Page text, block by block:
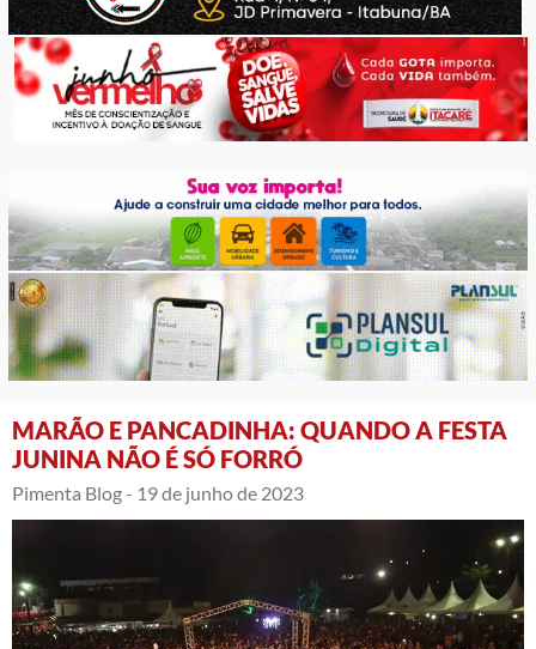
MARÃO E PANCADINHA: QUANDO A FESTA
JUNINA NÃO É SÓ FORRÓ
Pimenta Blog - 19 de junho de 2023